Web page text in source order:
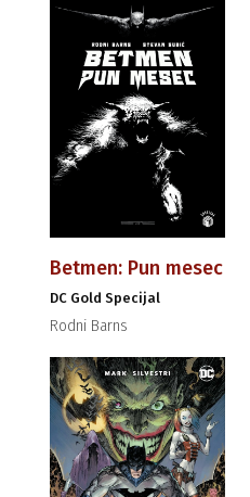
Betmen: Pun mesec
DC Gold Specijal
Rodni Barns